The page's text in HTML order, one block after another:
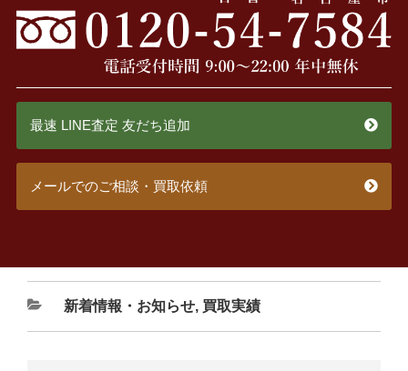
最速 LINE査定 友だち追加
メールでのご相談・買取依頼
新着情報・お知らせ, 買取実績